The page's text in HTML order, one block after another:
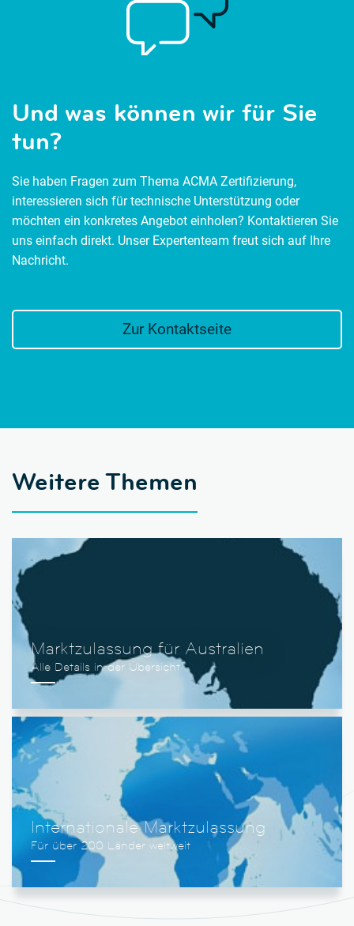
Und was können wir für Sie
tun?
Sie haben Fragen zum Thema ACMA Zertifizierung,
interessieren sich für technische Unterstützung oder
möchten ein konkretes Angebot einholen? Kontaktieren Sie
uns einfach direkt. Unser Expertenteam freut sich auf Ihre
Nachricht.
Zur Kontaktseite
Weitere Themen
Marktzulassung für Australien
Internationale Marktzulassung